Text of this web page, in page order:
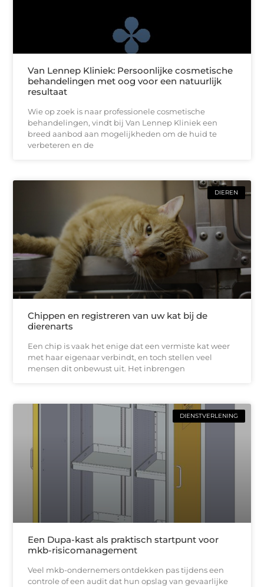
Van Lennep Kliniek: Persoonlijke cosmetische
behandelingen met oog voor een natuurlijk
resultaat
Wie op zoek is naar professionele cosmetische
behandelingen, vindt bij Van Lennep Kliniek een
breed aanbod aan mogelijkheden om de huid te
verbeteren en de
DIEREN
Chippen en registreren van uw kat bij de
dierenarts
Een chip is vaak het enige dat een vermiste kat weer
met haar eigenaar verbindt, en toch stellen veel
mensen dit onbewust uit. Het inbrengen
DIENSTVERLENING
Een Dupa-kast als praktisch startpunt voor
mkb-risicomanagement
Veel mkb-ondernemers ontdekken pas tijdens een
controle of een audit dat hun opslag van gevaarlijke